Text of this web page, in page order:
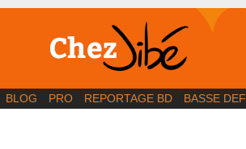
BD | Illustration | Blog
BLOG PRO REPORTAGE BD BASSE DEF